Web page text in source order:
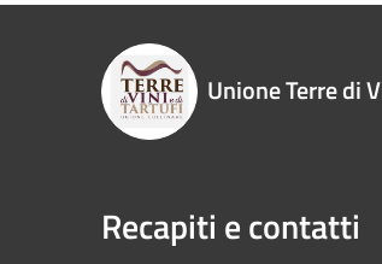
Unione Terre di
Recapiti e contatti